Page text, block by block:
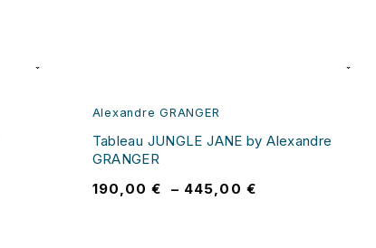
Alexandre GRANGER
Tableau JUNGLE JANE by Alexandre
GRANGER
190,00€ – 445,00 €